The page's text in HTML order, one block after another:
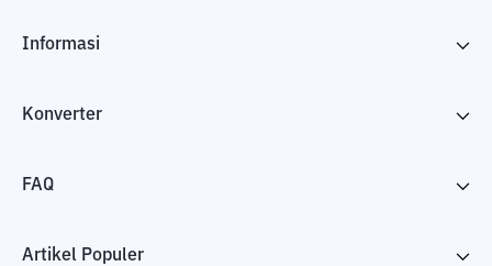
Informasi
Konverter
FAQ
Artikel Populer